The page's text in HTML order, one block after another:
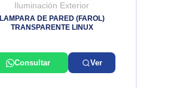
Iluminación Exterior
LAMPARA DE PARED (FAROL)
TRANSPARENTE LINUX
Consultar Ver